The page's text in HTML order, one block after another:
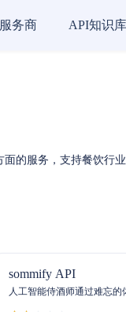
务商 API知识库
的服务，支持餐饮行
sommify API
人工智能侍酒师通过难忘的